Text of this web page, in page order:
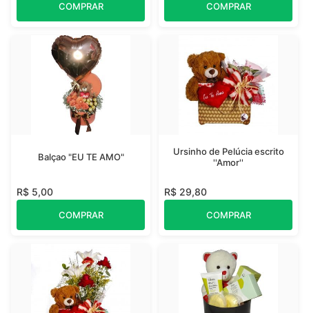
COMPRAR COMPRAR
Balçao "EU TE AMO"
R$ 5,00
COMPRAR
Ursinho de Pelúcia escrito
''Amor''
R$ 29,80
COMPRAR